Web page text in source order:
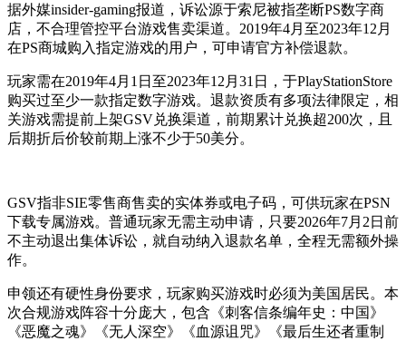
据外媒insider-gaming报道，诉讼源于索尼被指垄断PS数字商
店，不合理管控平台游戏售卖渠道。2019年4月至2023年12月
在PS商城购入指定游戏的用户，可申请官方补偿退款。
玩家需在2019年4月1日至2023年12月31日，于PlayStationStore
购买过至少一款指定数字游戏。退款资质有多项法律限定，相
关游戏需提前上架GSV兑换渠道，前期累计兑换超200次，且
后期折后价较前期上涨不少于50美分。
GSV指非SIE零售商售卖的实体券或电子码，可供玩家在PSN
下载专属游戏。普通玩家无需主动申请，只要2026年7月2日前
不主动退出集体诉讼，就自动纳入退款名单，全程无需额外操
作。
申领还有硬性身份要求，玩家购买游戏时必须为美国居民。本
次合规游戏阵容十分庞大，包含《刺客信条编年史：中国》
《恶魔之魂》《无人深空》《血源诅咒》《最后生还者重制